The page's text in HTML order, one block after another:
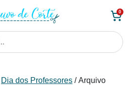
0
Dia dos Professores / Arquivo